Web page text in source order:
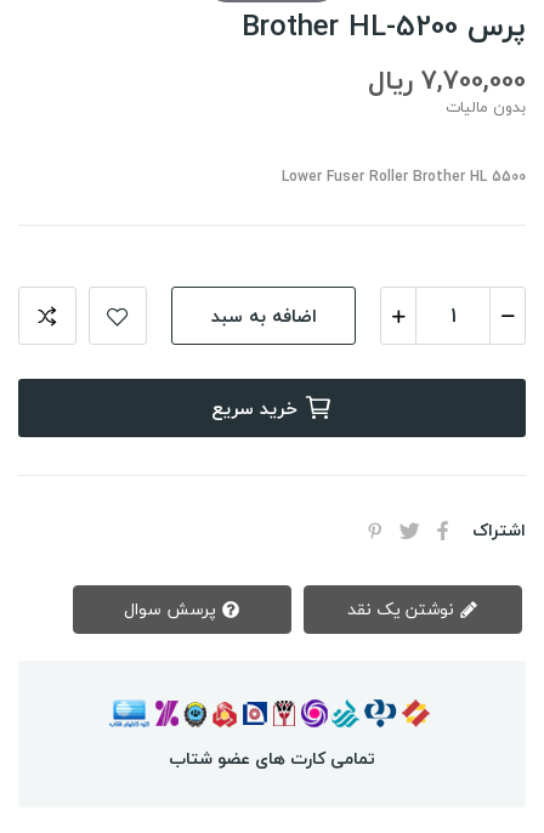
پرس Brother HL-5200
7,700,000 ریال
بدون مالیات
Lower Fuser Roller Brother HL 5500
اضافه به سبد
خرید سریع
اشتراک
تمامی کارت های عضو شتاب